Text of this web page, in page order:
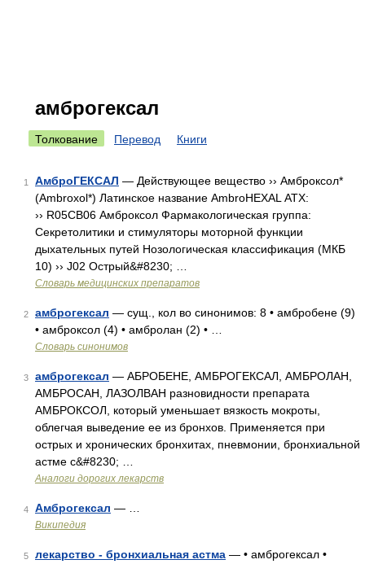
амброгексал
Толкование Перевод Книги
1 АмброГЕКСАЛ — Действующее вещество ›› Амброксол*
(Ambroxol*) Латинское название AmbroHEXAL АТХ:
›› R05CB06 Амброксол Фармакологическая группа:
Секретолитики и стимуляторы моторной функции
дыхательных путей Нозологическая классификация (МКБ
10) ›› J02 Острый&#8230; …
Словарь медицинских препаратов
2 амброгексал — сущ., кол во синонимов: 8 • амбробене (9)
• амброксол (4) • амбролан (2) • …
Словарь синонимов
3 амброгексал — АБРОБЕНЕ, АМБРОГЕКСАЛ, АМБРОЛАН,
АМБРОСАН, ЛАЗОЛВАН разновидности препарата
АМБРОКСОЛ, который уменьшает вязкость мокроты,
облегчая выведение ее из бронхов. Применяется при
острых и хронических бронхитах, пневмонии, бронхиальной
астме с&#8230; …
Аналоги дорогих лекарств
4 Амброгексал — …
Википедия
5 лекарство - бронхиальная астма — • амброгексал •